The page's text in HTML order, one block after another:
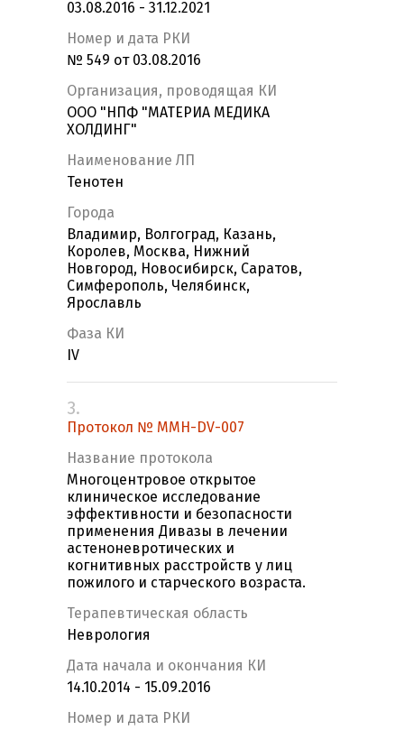
03.08.2016 - 31.12.2021
Номер и дата РКИ
№ 549 от 03.08.2016
Организация, проводящая КИ
ООО "НПФ "МАТЕРИА МЕДИКА
ХОЛДИНГ"
Наименование ЛП
Тенотен
Города
Владимир, Волгоград, Казань,
Королев, Москва, Нижний
Новгород, Новосибирск, Саратов,
Симферополь, Челябинск,
Ярославль
Фаза КИ
IV
3.
Протокол № MMH-DV-007
Название протокола
Многоцентровое открытое
клиническое исследование
эффективности и безопасности
применения Дивазы в лечении
астеноневротических и
когнитивных расстройств у лиц
пожилого и старческого возраста.
Терапевтическая область
Неврология
Дата начала и окончания КИ
14.10.2014 - 15.09.2016
Номер и дата РКИ